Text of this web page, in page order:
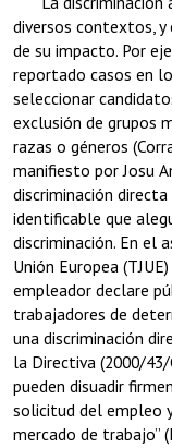
diversos contextos,
de su impacto. Por
reportado casos en
seleccionar
exclusión de grupos
razas o géneros
manifiesto por Josu
discriminación
identificable que
discriminación. En el
Unión Europea
empleador declare
trabajadores de
una discriminación
la Directiva (2000/43/
pueden disuadir
solicitud del empleo
mercado de trabajo”